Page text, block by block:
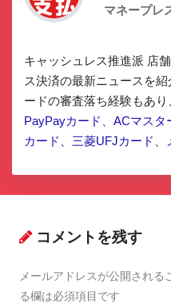
マネープレ
キャッシュレス推進派 店
ス決済の最新ニュースを
ードの審査落ち経験もあ
PayPayカード
ACマスタ
カード
三菱UFJカード
コメントを残す
メールアドレスが公開される
る欄は必須項目です